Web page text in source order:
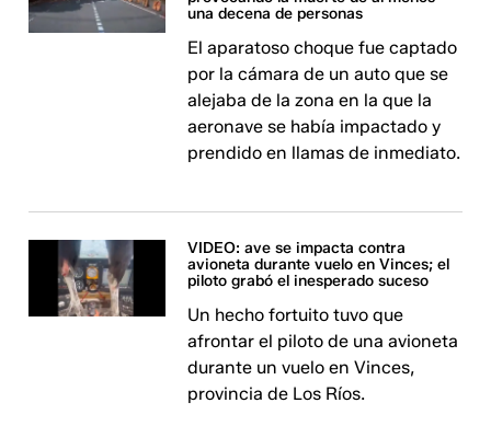
una decena de personas
El aparatoso choque fue captado
por la cámara de un auto que se
alejaba de la zona en la que la
aeronave se había impactado y
prendido en llamas de inmediato.
VIDEO: ave se impacta contra
avioneta durante vuelo en Vinces; el
piloto grabó el inesperado suceso
Un hecho fortuito tuvo que
afrontar el piloto de una avioneta
durante un vuelo en Vinces,
provincia de Los Ríos.